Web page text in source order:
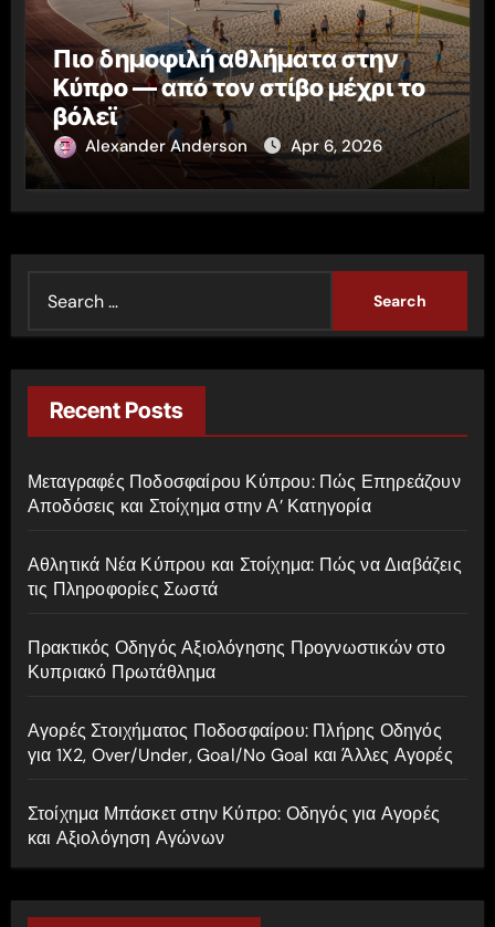
Πιο δημοφιλή αθλήματα στην
Κύπρο — από τον στίβο μέχρι το
βόλεϊ
Alexander Anderson Apr 6, 2026
h
f
o
:
Recent Posts
Μεταγραφές Ποδοσφαίρου Κύπρου: Πώς Επηρεάζουν
Αποδόσεις και Στοίχημα στην Α’ Κατηγορία
Αθλητικά Νέα Κύπρου και Στοίχημα: Πώς να Διαβάζεις
τις Πληροφορίες Σωστά
Πρακτικός Οδηγός Αξιολόγησης Προγνωστικών στο
Κυπριακό Πρωτάθλημα
Αγορές Στοιχήματος Ποδοσφαίρου: Πλήρης Οδηγός
για 1X2, Over/Under, Goal/No Goal και Άλλες Αγορές
Στοίχημα Μπάσκετ στην Κύπρο: Οδηγός για Αγορές
και Αξιολόγηση Αγώνων